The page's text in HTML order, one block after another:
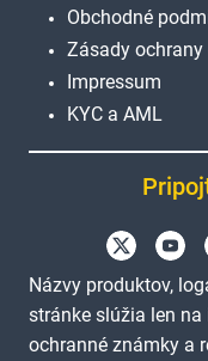
Obchodné
Zásady
Impressum
KYC a AML
Názvy produktov,
stránke slúžia len
ochranné známky a